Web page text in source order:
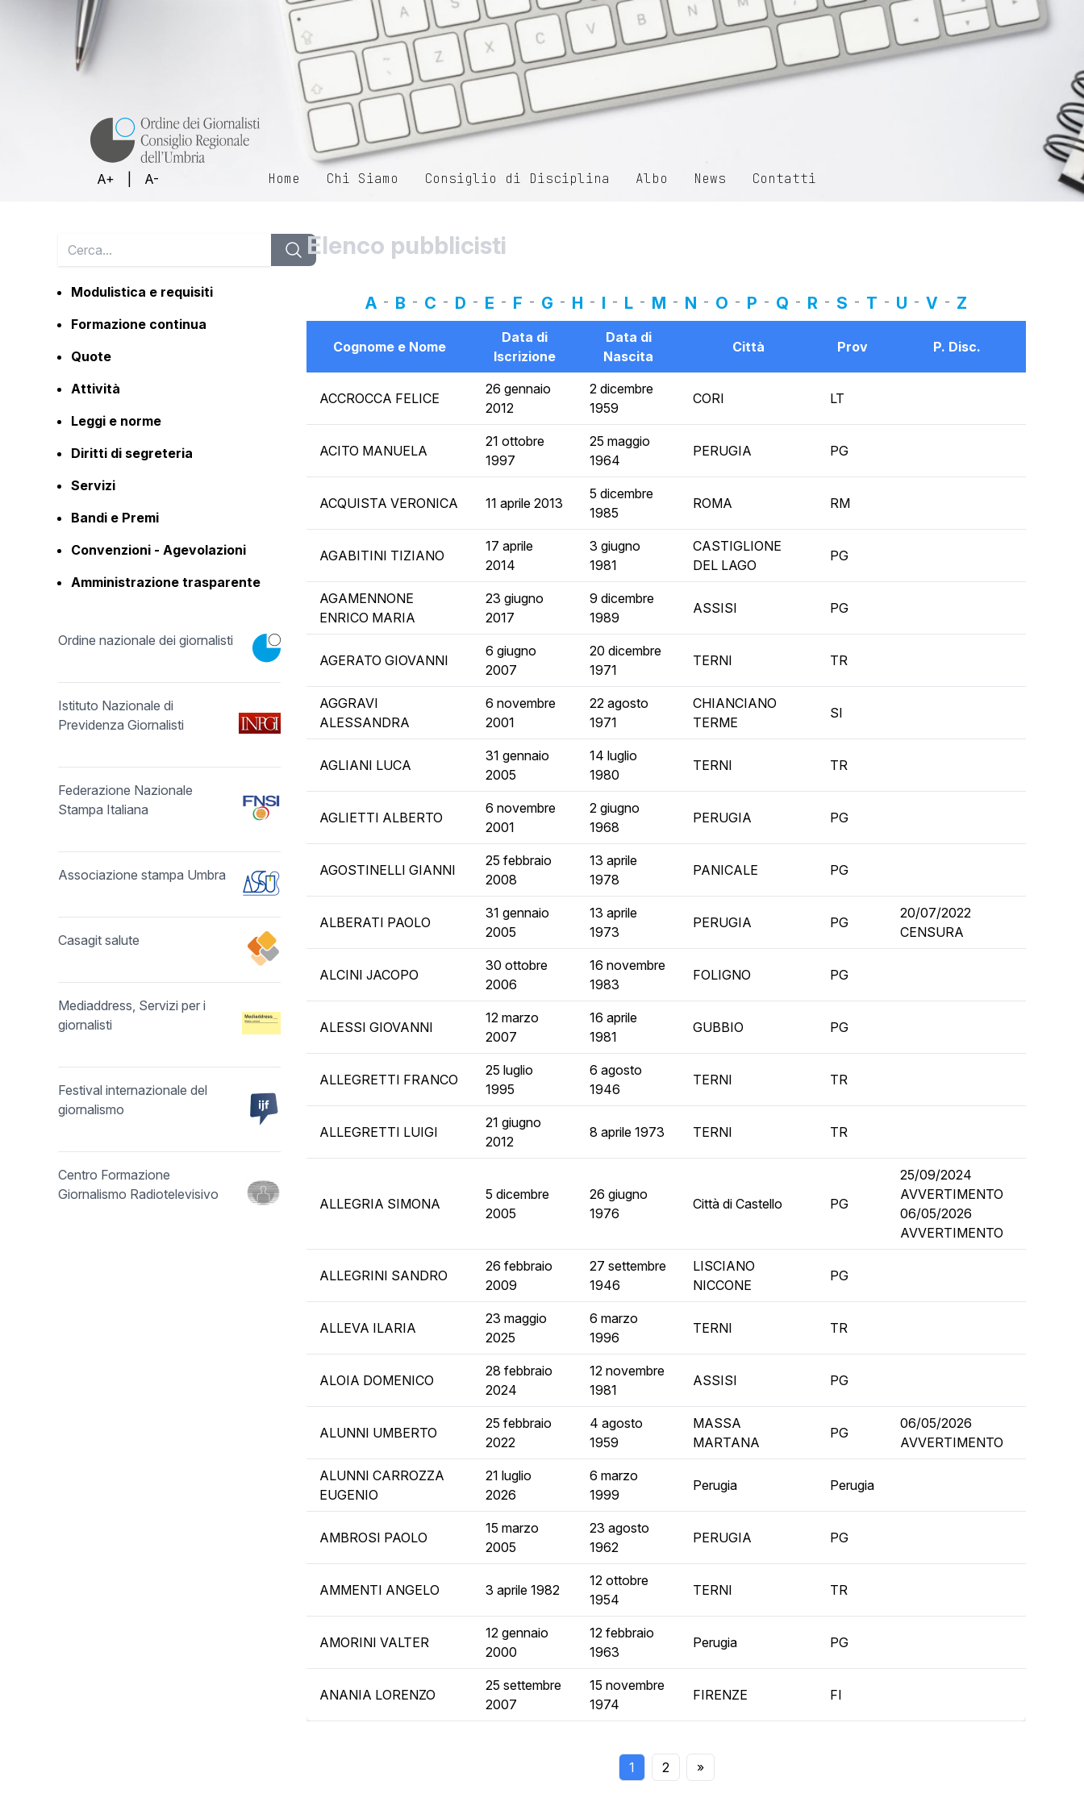
A+ A- Home Chi Siamo Consiglio di Disciplina Albo News Contatti
Modulistica e requisiti
Formazione continua
Quote
Attività
Leggi e norme
Diritti di segreteria
Servizi
Bandi e Premi
Convenzioni - Agevolazioni
Amministrazione trasparente
Ordine nazionale dei giornalisti
Istituto Nazionale di
Previdenza Giornalisti
Federazione Nazionale
Stampa Italiana
Associazione stampa Umbra
Casagit salute
Mediaddress, Servizi per i
giornalisti
Festival internazionale del
giornalismo
Centro Formazione
Giornalismo Radiotelevisivo
Elenco pubblicisti
A - B - C - D - E - F - G - H - I - L - M - N - O - P - Q - R - S - T - U - V - Z
Cognome e Nome
Data di
Iscrizione
Data di
Nascita
Città Prov P. Disc.
ACCROCCA FELICE
26 gennaio
2012
2 dicembre
1959
CORI LT
ACITO MANUELA
21 ottobre
1997
25 maggio
1964
PERUGIA PG
ACQUISTA VERONICA 11 aprile 2013
5 dicembre
1985
ROMA RM
AGABITINI TIZIANO
17 aprile
2014
3 giugno
1981
CASTIGLIONE
DEL LAGO
PG
AGAMENNONE
ENRICO MARIA
23 giugno
2017
9 dicembre
1989
ASSISI PG
AGERATO GIOVANNI
6 giugno
2007
20 dicembre
1971
TERNI TR
AGGRAVI
ALESSANDRA
6 novembre
2001
22 agosto
1971
CHIANCIANO
TERME
SI
AGLIANI LUCA
31 gennaio
2005
14 luglio
1980
TERNI TR
AGLIETTI ALBERTO
6 novembre
2001
2 giugno
1968
PERUGIA PG
AGOSTINELLI GIANNI
25 febbraio
2008
13 aprile
1978
PANICALE PG
ALBERATI PAOLO
31 gennaio
2005
13 aprile
1973
PERUGIA PG
20/07/2022
CENSURA
ALCINI JACOPO
30 ottobre
2006
16 novembre
1983
FOLIGNO PG
ALESSI GIOVANNI
12 marzo
2007
16 aprile
1981
GUBBIO PG
ALLEGRETTI FRANCO
25 luglio
1995
6 agosto
1946
TERNI TR
ALLEGRETTI LUIGI
21 giugno
2012
8 aprile 1973 TERNI TR
ALLEGRIA SIMONA
5 dicembre
2005
26 giugno
1976
Città di Castello PG
25/09/2024
AVVERTIMENTO
06/05/2026
AVVERTIMENTO
ALLEGRINI SANDRO
26 febbraio
2009
27 settembre
1946
LISCIANO
NICCONE
PG
ALLEVA ILARIA
23 maggio
2025
6 marzo
1996
TERNI TR
ALOIA DOMENICO
28 febbraio
2024
12 novembre
1981
ASSISI PG
ALUNNI UMBERTO
25 febbraio
2022
4 agosto
1959
MASSA
MARTANA
PG
06/05/2026
AVVERTIMENTO
ALUNNI CARROZZA
EUGENIO
21 luglio
2026
6 marzo
1999
Perugia Perugia
AMBROSI PAOLO
15 marzo
2005
23 agosto
1962
PERUGIA PG
AMMENTI ANGELO 3 aprile 1982
12 ottobre
1954
TERNI TR
AMORINI VALTER
12 gennaio
2000
12 febbraio
1963
Perugia PG
ANANIA LORENZO
25 settembre
2007
15 novembre
1974
FIRENZE FI
1 2 »